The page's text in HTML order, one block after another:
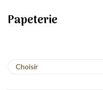
Papeterie
Choisir